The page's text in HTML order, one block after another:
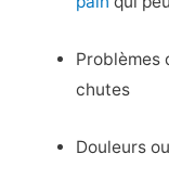
Problèmes
chutes
Douleurs